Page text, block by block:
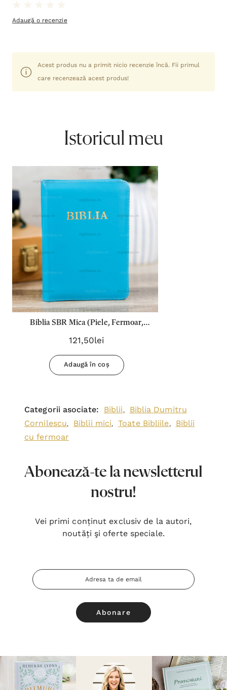
Adaugă o recenzie
Acest produs nu a primit nicio recenzie încă. Fii primul
care recenzează acest produs!
Istoricul meu
Biblia SBR Mica (Piele, Fermoar,
Index) - 047 PF - Bleu
121,50lei
Adaugă în coș
Categorii asociate: Biblii,
Biblia Dumitru
Cornilescu, Biblii mici, Toate Bibliile,
Biblii
cu fermoar
Abonează-te la newsletterul
nostru!
Vei primi conținut exclusiv de la autori,
noutăți şi oferte speciale.
Adresa
Email